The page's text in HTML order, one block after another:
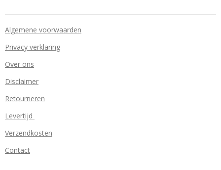
Algemene voorwaarden
Privacy verklaring
Over ons
Disclaimer
Retourneren
Levertijd
Verzendkosten
Contact